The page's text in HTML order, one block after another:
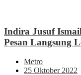
Indira Jusuf
Pesan Langsung
Metro
25 Oktober 2022